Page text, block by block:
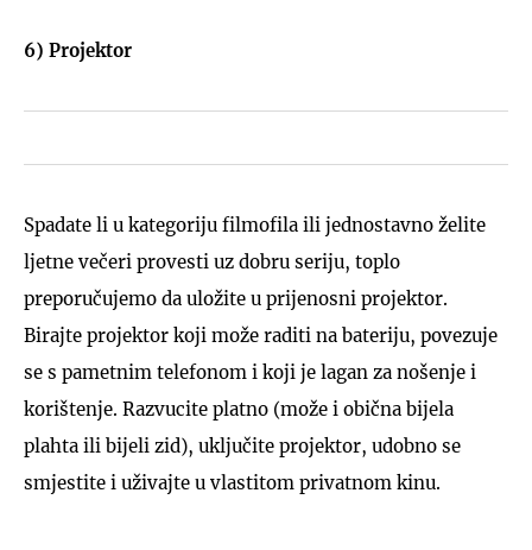
6) Projektor
Spadate li u kategoriju filmofila ili jednostavno želite
ljetne večeri provesti uz dobru seriju, toplo
preporučujemo da uložite u prijenosni projektor.
Birajte projektor koji može raditi na bateriju, povezuje
se s pametnim telefonom i koji je lagan za nošenje i
korištenje. Razvucite platno (može i obična bijela
plahta ili bijeli zid), uključite projektor, udobno se
smjestite i uživajte u vlastitom privatnom kinu.